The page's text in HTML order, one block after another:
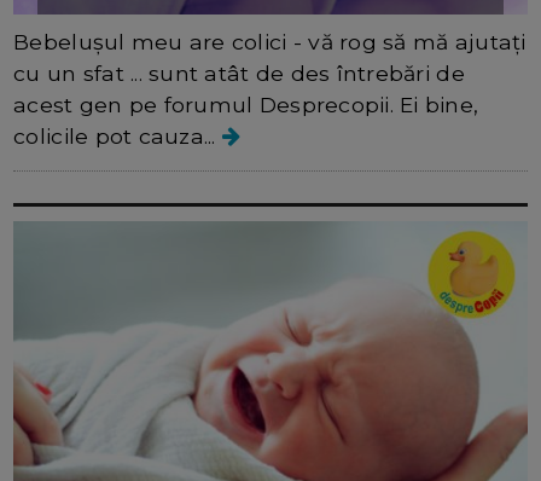
Bebelușul meu are colici - vă rog să mă ajutați
cu un sfat ... sunt atât de des întrebări de
acest gen pe forumul Desprecopii. Ei bine,
colicile pot cauza...